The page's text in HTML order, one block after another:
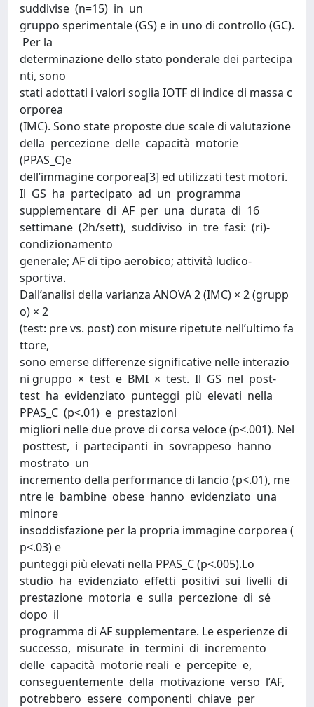
suddivise (n=15) in un
gruppo sperimentale (GS) e in uno di controllo (GC).
Per la
determinazione dello stato ponderale dei partecipa
nti, sono
stati adottati i valori soglia IOTF di indice di massa c
orporea
(IMC). Sono state proposte due scale di valutazione
della percezione delle capacità motorie
(PPAS_C)e
dell’immagine corporea[3] ed utilizzati test motori.
Il GS ha partecipato ad un programma
supplementare di AF per una durata di 16
settimane (2h/sett), suddiviso in tre fasi: (ri)‐
condizionamento
generale; AF di tipo aerobico; attività ludico‐
sportiva.
Dall’analisi della varianza ANOVA 2 (IMC) × 2 (grupp
o) × 2
(test: pre vs. post) con misure ripetute nell’ultimo fa
ttore,
sono emerse differenze significative nelle interazio
ni gruppo × test e BMI × test. Il GS nel post‐
test ha evidenziato punteggi più elevati nella
PPAS_C (p<.01) e prestazioni
migliori nelle due prove di corsa veloce (p<.001). Nel
posttest, i partecipanti in sovrappeso hanno
mostrato un
incremento della performance di lancio (p<.01), me
ntre le bambine obese hanno evidenziato una
minore
insoddisfazione per la propria immagine corporea (
p<.03) e
punteggi più elevati nella PPAS_C (p<.005).Lo
studio ha evidenziato effetti positivi sui livelli di
prestazione motoria e sulla percezione di sé
dopo il
programma di AF supplementare. Le esperienze di
successo, misurate in termini di incremento
delle capacità motorie reali e percepite e,
conseguentemente della motivazione verso l’AF,
potrebbero essere componenti chiave per